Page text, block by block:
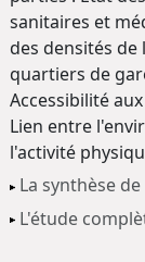
sanitaires et
des densités
quartiers de
Accessibilité
Lien entre
l'activité
La synthèse
L'étude